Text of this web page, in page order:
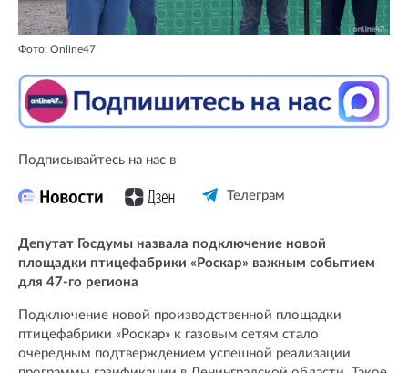
Фото: Online47
Подписывайтесь на нас в
Телеграм
Депутат Госдумы назвала подключение новой
площадки птицефабрики «Роскар» важным событием
для 47-го региона
Подключение новой производственной площадки
птицефабрики «Роскар» к газовым сетям стало
очередным подтверждением успешной реализации